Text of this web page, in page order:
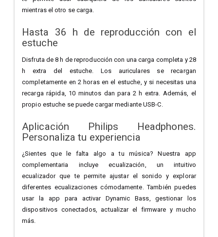
mientras el otro se carga.
Hasta 36 h de reproducción con el
estuche
Disfruta de 8 h de reproducción con una carga completa y 28
h extra del estuche. Los auriculares se recargan
completamente en 2 horas en el estuche, y si necesitas una
recarga rápida, 10 minutos dan para 2 h extra. Además, el
propio estuche se puede cargar mediante USB-C.
Aplicación Philips Headphones.
Personaliza tu experiencia
¿Sientes que le falta algo a tu música? Nuestra app
complementaria incluye ecualización, un intuitivo
ecualizador que te permite ajustar el sonido y explorar
diferentes ecualizaciones cómodamente. También puedes
usar la app para activar Dynamic Bass, gestionar los
dispositivos conectados, actualizar el firmware y mucho
más.